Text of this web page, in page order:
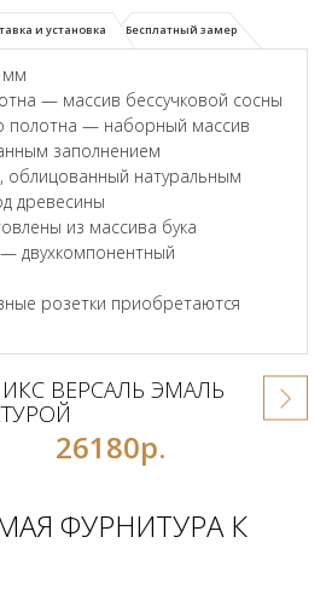
и установка Бесплатный замер
мм
— массив бессучковой сосны
полотна — наборный массив
заполнением
натуральным
древесины
из массива бука
двухкомпонентный
розетки приобретаются
ВЕРСАЛЬ ЭМАЛЬ
26180р.
ФУРНИТУРА К